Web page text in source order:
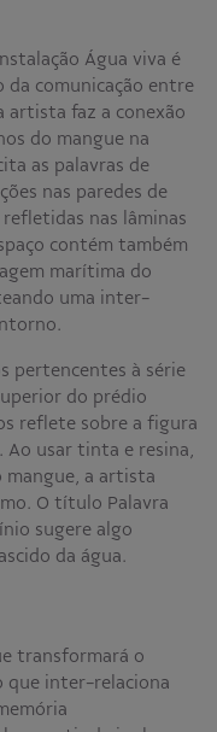
Água viva é
da comunicação entre
artista faz a conexão
do mangue na
as palavras de
nas paredes de
nas lâminas
contém também
marítima do
uma inter-
pertencentes à série
do prédio
reflete sobre a figura
Ao usar tinta e resina,
mangue, a artista
O título Palavra
sugere algo
da água.
transformará o
que inter-relaciona